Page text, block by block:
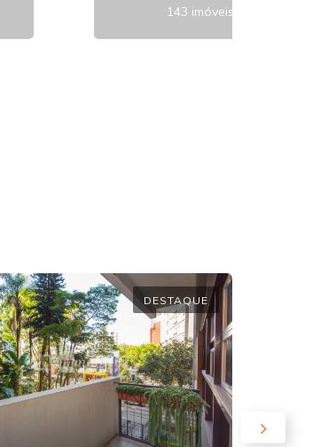
143 imóveis
DESTAQUE